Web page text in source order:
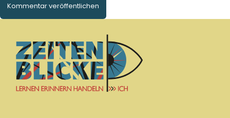
Kommentar veröffentlichen